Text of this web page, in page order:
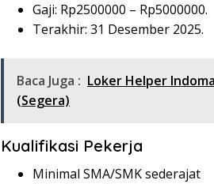
Gaji: Rp2500000 – Rp5000000.
Terakhir: 31 Desember 2025.
Baca Juga : Loker Helper
(Segera)
Kualifikasi Pekerja
Minimal SMA/SMK sederajat